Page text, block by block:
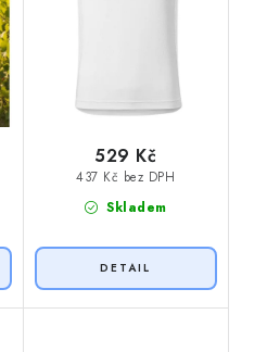
Skladem
437 Kč bez DPH
529 Kč